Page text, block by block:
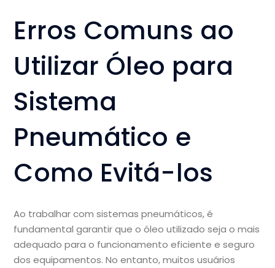
Erros Comuns ao
Utilizar Óleo para
Sistema
Pneumático e
Como Evitá-los
Ao trabalhar com sistemas pneumáticos, é
fundamental garantir que o óleo utilizado seja o mais
adequado para o funcionamento eficiente e seguro
dos equipamentos. No entanto, muitos usuários